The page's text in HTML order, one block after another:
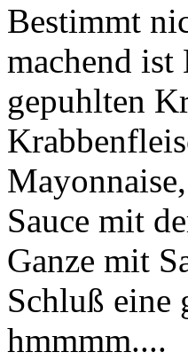
Bestimmt
machend
gepuhlten
Sauce mit
Ganze mit
Schluß eine
hmmmm....